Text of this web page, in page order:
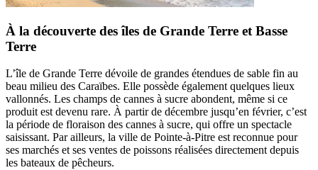
À la découverte des îles de Grande Terre et Basse
Terre
L’île de Grande Terre dévoile de grandes étendues de sable fin au
beau milieu des Caraïbes. Elle possède également quelques lieux
vallonnés. Les champs de cannes à sucre abondent, même si ce
produit est devenu rare. À partir de décembre jusqu’en février, c’est
la période de floraison des cannes à sucre, qui offre un spectacle
saisissant. Par ailleurs, la ville de Pointe-à-Pitre est reconnue pour
ses marchés et ses ventes de poissons réalisées directement depuis
les bateaux de pêcheurs.